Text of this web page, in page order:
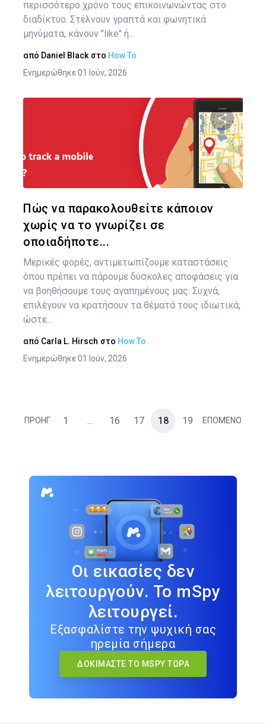
περισσότερο χρόνο τους επικοινωνώντας στο
διαδίκτυο. Στέλνουν γραπτά και φωνητικά
μηνύματα, κάνουν "like" ή...
από Daniel Black στο How To
Ενημερώθηκε 01 Ιούν, 2026
Πώς να παρακολουθείτε κάποιον
χωρίς να το γνωρίζει σε
οποιαδήποτε...
Μερικές φορές, αντιμετωπίζουμε καταστάσεις
όπου πρέπει να πάρουμε δύσκολες αποφάσεις για
να βοηθήσουμε τους αγαπημένους μας. Συχνά,
επιλέγουν να κρατήσουν τα θέματά τους ιδιωτικά,
ώστε...
από Carla L. Hirsch στο How To
Ενημερώθηκε 01 Ιούν, 2026
ΠΡΟΗΓ 1 ... 16 17 18 19 ΕΠΟΜΕΝΟ
Οι εικασίες δεν
λειτουργούν. Το mSpy
λειτουργεί.
Εξασφαλίστε την ψυχική σας
ηρεμία σήμερα
ΔΟΚΙΜΆΣΤΕ ΤΟ MSPY ΤΏΡΑ